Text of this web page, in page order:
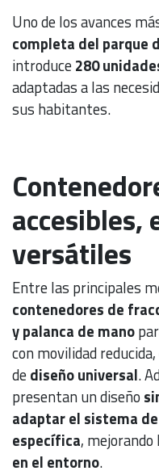
Uno de los avances
completa del parque
introduce280
adaptadas a las
sus habitantes.
accesibles,
versátiles
Entre las principales
contenedores de
y palanca de mano
con movilidad
dediseño universal.
presentan un diseño
adaptar el sistema
específica, mejorando
en el entorno.